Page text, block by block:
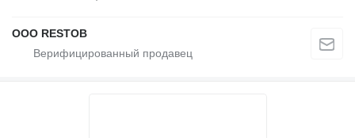
OOO RESTOB